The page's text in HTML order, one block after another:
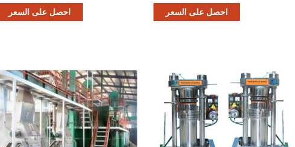
الأحماض الدهنية من بينها الحامض الكتاني
والحامض
احصل على السعر احصل على السعر